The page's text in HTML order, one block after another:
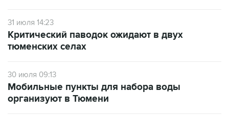
31 июля 14:23
Критический паводок ожидают в двух
тюменских селах
30 июля 09:13
Мобильные пункты для набора воды
организуют в Тюмени